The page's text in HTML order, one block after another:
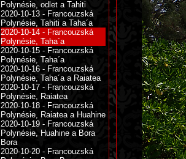
Polynésie, odlet a Tahiti
2020-10-13 - Francouzská
Polynésie, Tahiti a Taha´a
2020-10-14 - Francouzská
Polynésie, Taha´a
2020-10-15 - Francouzská
Polynésie, Taha´a
2020-10-16 - Francouzská
Polynésie, Taha´a a Raiatea
2020-10-17 - Francouzská
Polynésie, Raiatea
2020-10-18 - Francouzská
Polynésie, Raiatea a Huahine
2020-10-19 - Francouzská
Polynésie, Huahine a Bora
Bora
2020-10-20 - Francouzská